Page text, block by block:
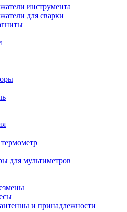
инструмента
для сварки
для мультиметров
и принадлежности